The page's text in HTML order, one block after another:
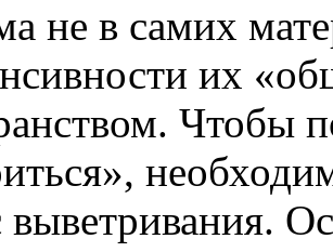
не в самих
их
Чтобы
выветривания.